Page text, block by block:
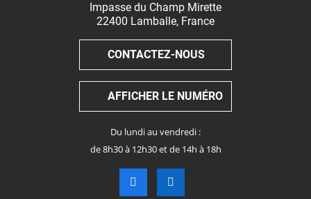
Impasse du Champ Mirette
22400 Lamballe, France
CONTACTEZ-NOUS
AFFICHER LE NUMÉRO
Du lundi au vendredi :
de 8h30 à 12h30 et de 14h à 18h